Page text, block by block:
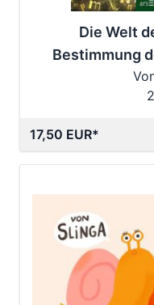
Die Welt
Bestimmung
der
17,50 EUR